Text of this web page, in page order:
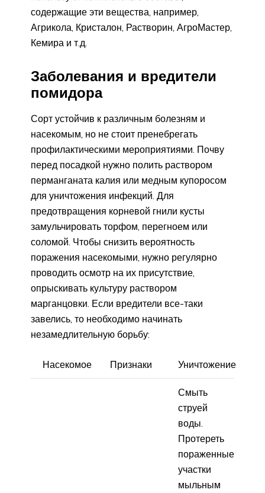
содержащие эти вещества, например,
Агрикола, Кристалон, Растворин, АгроМастер,
Кемира и т.д.
Заболевания и вредители
помидора
Сорт устойчив к различным болезням и
насекомым, но не стоит пренебрегать
профилактическими мероприятиями. Почву
перед посадкой нужно полить раствором
перманганата калия или медным купоросом
для уничтожения инфекций. Для
предотвращения корневой гнили кусты
замульчировать торфом, перегноем или
соломой. Чтобы снизить вероятность
поражения насекомыми, нужно регулярно
проводить осмотр на их присутствие,
опрыскивать культуру раствором
марганцовки. Если вредители все-таки
завелись, то необходимо начинать
незамедлительную борьбу:
Насекомое Признаки Уничтожение
Смыть
струей
воды.
Протереть
пораженные
участки
мыльным